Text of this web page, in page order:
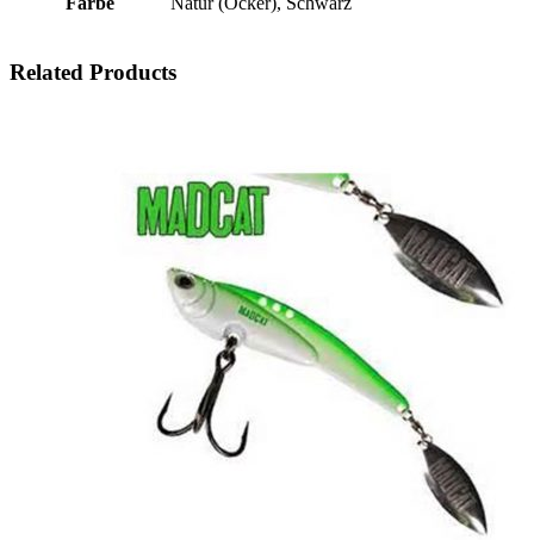
Related Products